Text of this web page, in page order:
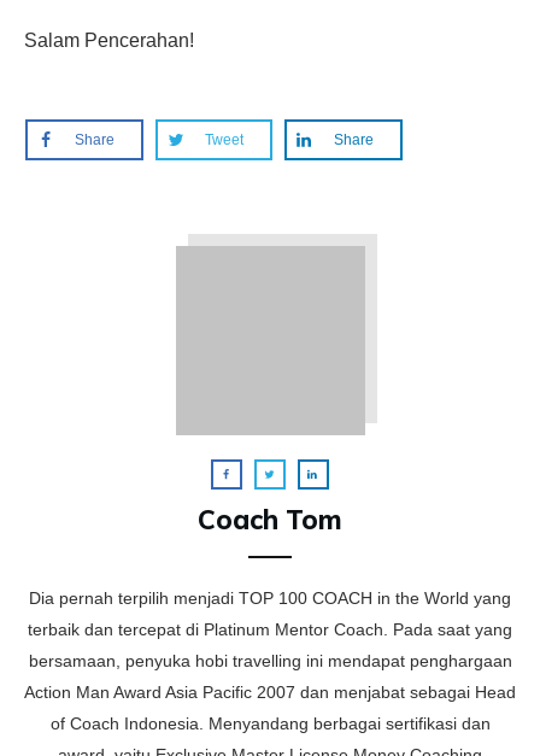
Salam Pencerahan!
Share Tweet Share
Coach Tom
Dia pernah terpilih menjadi TOP 100 COACH in the World yang
terbaik dan tercepat di Platinum Mentor Coach. Pada saat yang
bersamaan, penyuka hobi travelling ini mendapat penghargaan
Action Man Award Asia Pacific 2007 dan menjabat sebagai Head
of Coach Indonesia. Menyandang berbagai sertifikasi dan